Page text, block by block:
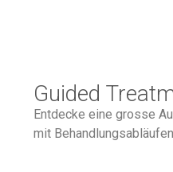
Guided
Entdecke eine grosse
mit